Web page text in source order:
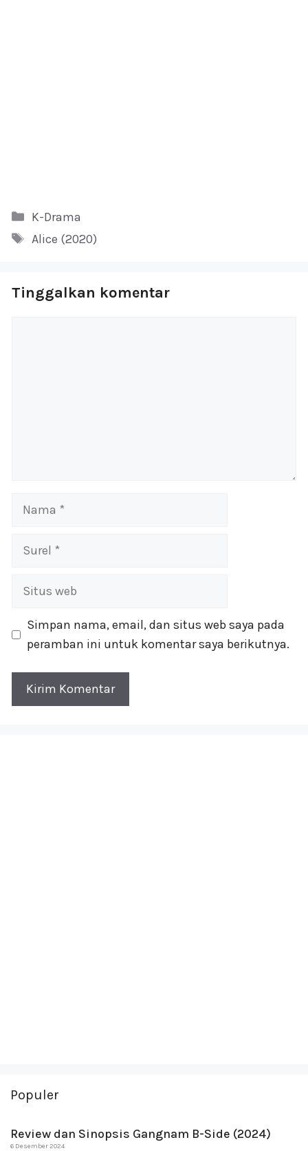
Kategori
K-Drama
Tag
Alice (2020)
Tinggalkan komentar
Nama
Surel
Situs
Simpan nama, email, dan situs web saya pada
peramban ini untuk komentar saya berikutnya.
Populer
Review dan Sinopsis Gangnam B-Side (2024)
6 Desember 2024